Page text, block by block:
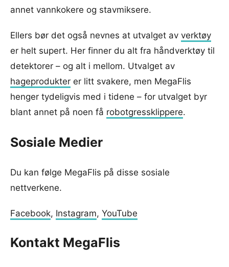
annet vannkokere og stavmiksere.
Ellers bør det også nevnes at utvalget av verktøy
er helt supert. Her finner du alt fra håndverktøy til
detektorer – og alt i mellom. Utvalget av
hageprodukter er litt svakere, men MegaFlis
henger tydeligvis med i tidene – for utvalget byr
blant annet på noen få robotgressklippere.
Sosiale Medier
Du kan følge MegaFlis på disse sosiale
nettverkene.
Facebook, Instagram, YouTube
Kontakt MegaFlis